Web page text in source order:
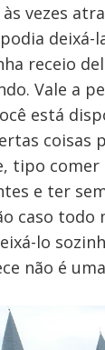
vezes
deixá-
receio
Vale a
está
coisas
tipo comer
e ter
caso todo
lo
não é